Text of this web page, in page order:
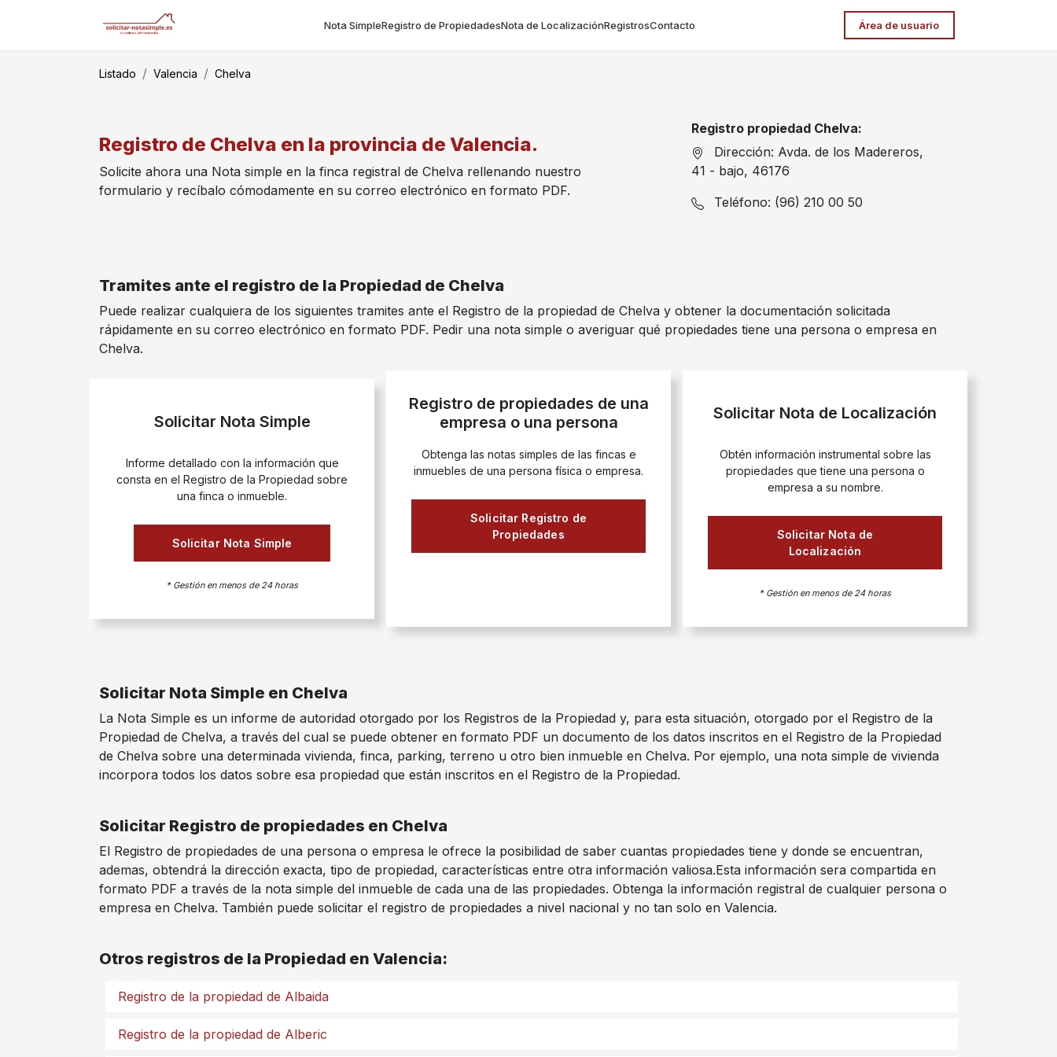
Nota SimpleRegistro de PropiedadesNota de LocalizaciónRegistrosContacto Área de usuario
Listado Valencia Chelva
Registro de Chelva en la provincia de Valencia.
Solicite ahora una Nota simple en la finca registral de Chelva rellenando nuestro
formulario y recíbalo cómodamente en su correo electrónico en formato PDF.
Registro propiedad Chelva:
Dirección: Avda. de los Madereros,
41 - bajo, 46176
Teléfono: (96) 210 00 50
Tramites ante el registro de la Propiedad de Chelva
Puede realizar cualquiera de los siguientes tramites ante el Registro de la propiedad de Chelva y obtener la documentación solicitada
rápidamente en su correo electrónico en formato PDF. Pedir una nota simple o averiguar qué propiedades tiene una persona o empresa en
Chelva.
Solicitar Nota Simple
Informe detallado con la información que
consta en el Registro de la Propiedad sobre
una finca o inmueble.
Solicitar Nota Simple
* Gestión en menos de 24 horas
Registro de propiedades de una
empresa o una persona
Obtenga las notas simples de las fincas e
inmuebles de una persona física o empresa.
Solicitar Registro de
Propiedades
Solicitar Nota de Localización
Obtén información instrumental sobre las
propiedades que tiene una persona o
empresa a su nombre.
Solicitar Nota de
Localización
* Gestión en menos de 24 horas
Solicitar Nota Simple en Chelva
La Nota Simple es un informe de autoridad otorgado por los Registros de la Propiedad y, para esta situación, otorgado por el Registro de la
Propiedad de Chelva, a través del cual se puede obtener en formato PDF un documento de los datos inscritos en el Registro de la Propiedad
de Chelva sobre una determinada vivienda, finca, parking, terreno u otro bien inmueble en Chelva. Por ejemplo, una nota simple de vivienda
incorpora todos los datos sobre esa propiedad que están inscritos en el Registro de la Propiedad.
Solicitar Registro de propiedades en Chelva
El Registro de propiedades de una persona o empresa le ofrece la posibilidad de saber cuantas propiedades tiene y donde se encuentran,
ademas, obtendrá la dirección exacta, tipo de propiedad, características entre otra información valiosa.Esta información sera compartida en
formato PDF a través de la nota simple del inmueble de cada una de las propiedades. Obtenga la información registral de cualquier persona o
empresa en Chelva. También puede solicitar el registro de propiedades a nivel nacional y no tan solo en Valencia.
Otros registros de la Propiedad en Valencia:
Registro de la propiedad de Albaida
Registro de la propiedad de Alberic